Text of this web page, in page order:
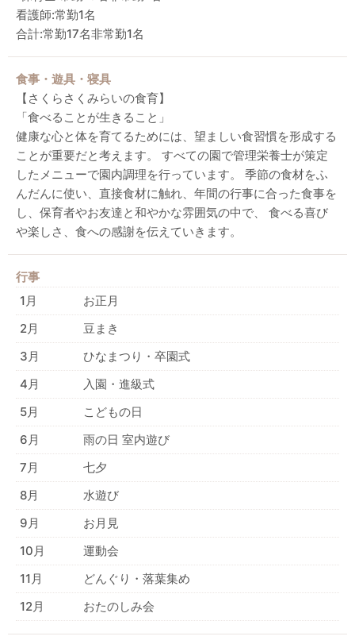
看護師:常勤1名
合計:常勤17名非常勤1名
食事・遊具・寝具
【さくらさくみらいの食育】
「食べることが生きること」
健康な心と体を育てるためには、望ましい食習慣を形成する
ことが重要だと考えます。 すべての園で管理栄養士が策定
したメニューで園内調理を行っています。 季節の食材をふ
んだんに使い、直接食材に触れ、年間の行事に合った食事を
し、保育者やお友達と和やかな雰囲気の中で、 食べる喜び
や楽しさ、食への感謝を伝えていきます。
行事
1月
お正月
2月
豆まき
3月
ひなまつり・卒園式
4月
入園・進級式
5月
こどもの日
6月
雨の日 室内遊び
7月
七夕
8月
水遊び
9月
お月見
10月
運動会
11月
どんぐり・落葉集め
12月
おたのしみ会